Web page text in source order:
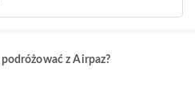
z Airpaz?